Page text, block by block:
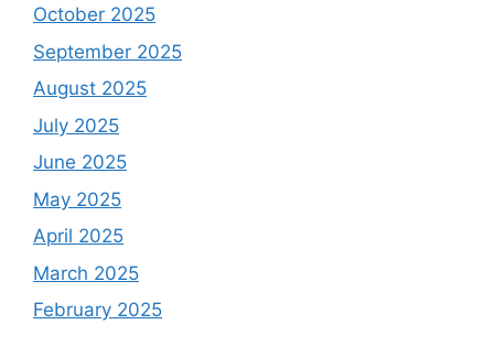
October 2025
September 2025
August 2025
July 2025
June 2025
May 2025
April 2025
March 2025
February 2025